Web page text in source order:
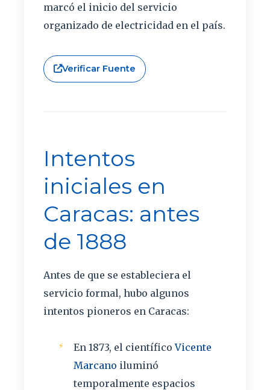
marcó el inicio del servicio
organizado de electricidad en el país.
Verificar Fuente
Intentos
iniciales en
Caracas: antes
de 1888
Antes de que se estableciera el
servicio formal, hubo algunos
intentos pioneros en Caracas:
En 1873, el científicoVicente
Marcano iluminó
temporalmente espacios